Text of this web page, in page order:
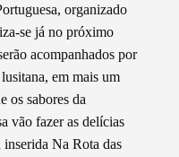
organizado
se já no próximo
acompanhados por
em mais um
os sabores da
vão fazer as delícias
Na Rota das